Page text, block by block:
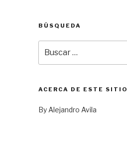
BÚSQUEDA
por:
ACERCA DE ESTE SITIO
By Alejandro Avila